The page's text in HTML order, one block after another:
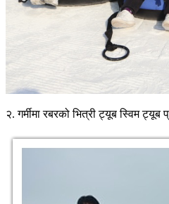
२. गर्मीमा रबरको भित्री ट्यूब स्विम ट्यूब